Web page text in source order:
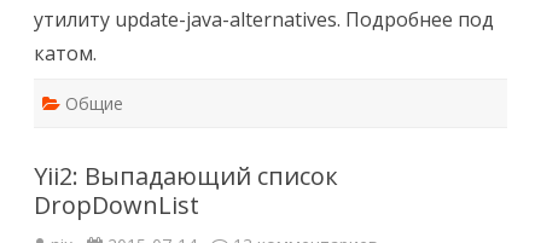
утилиту update-java-alternatives. Подробнее под
катом.
Общие
Yii2: Выпадающий список
DropDownList